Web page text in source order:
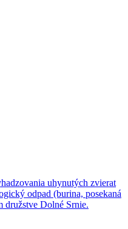
uhynutých zvierat
odpad (burina, posekaná
družstve Dolné Srnie.